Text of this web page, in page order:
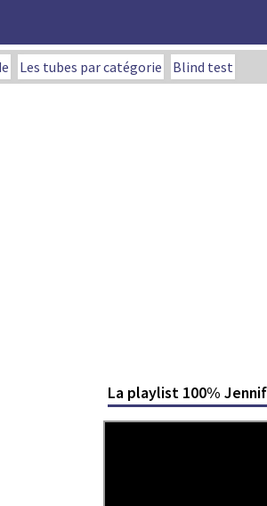
Les tubes par catégorie Blind test
La playlist 100%